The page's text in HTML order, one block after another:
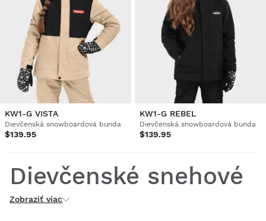
KW1-G VISTA
Dievčenská snowboardová bunda
$139.95
KW1-G REBEL
Dievčenská snowboardová bunda
$139.95
Dievčenské snehové
bundy
Zobraziť viac